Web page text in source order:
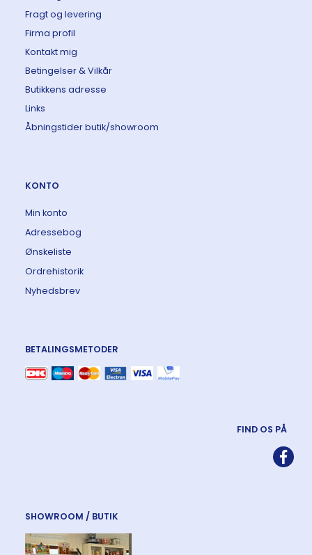
Fragt og levering
Firma profil
Kontakt mig
Betingelser & Vilkår
Butikkens adresse
Links
Åbningstider butik/showroom
KONTO
Min konto
Adressebog
Ønskeliste
Ordrehistorik
Nyhedsbrev
BETALINGSMETODER
FIND OS PÅ
SHOWROOM / BUTIK